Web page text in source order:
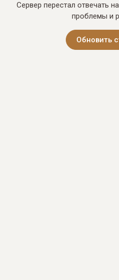
Сервер перестал отвечать
проблемы и
Обновить